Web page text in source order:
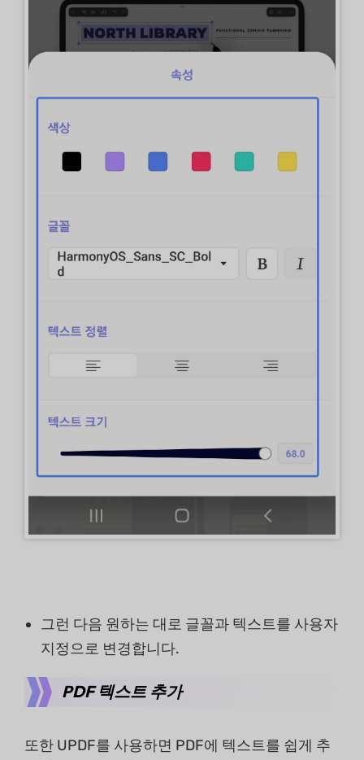
그런 다음 원하는 대로 글꼴과 텍스트를 사용자
지정으로 변경합니다.
PDF 텍스트 추가
또한 UPDF를 사용하면 PDF에 텍스트를 쉽게 추